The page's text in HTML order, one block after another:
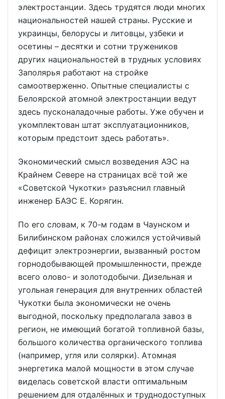
электростанции. Здесь трудятся люди многих
национальностей нашей страны. Русские и
украинцы, белорусы и литовцы, узбеки и
осетины – десятки и сотни тружеников
других национальностей в трудных условиях
Заполярья работают на стройке
самоотверженно. Опытные специалисты с
Белоярской атомной электростанции ведут
здесь пусконаладочные работы. Уже обучен и
укомплектован штат эксплуатационников,
которым предстоит здесь работать».
Экономический смысл возведения АЭС на
Крайнем Севере на страницах всё той же
«Советской Чукотки» разъяснил главный
инженер БАЭС Е. Корягин.
По его словам, к 70-м годам в Чаунском и
Билибинском районах сложился устойчивый
дефицит электроэнергии, вызванный ростом
горнодобывающей промышленности, прежде
всего олово- и золотодобычи. Дизельная и
угольная генерация для внутренних областей
Чукотки была экономически не очень
выгодной, поскольку предполагала завоз в
регион, не имеющий богатой топливной базы,
большого количества органического топлива
(например, угля или солярки). Атомная
энергетика малой мощности в этом случае
виделась советской власти оптимальным
решением для отдалённых и труднодоступных